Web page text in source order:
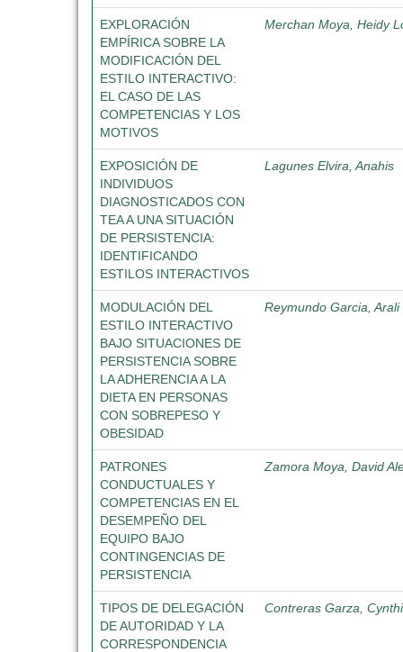
EXPLORACIÓN
EMPÍRICA SOBRE LA
MODIFICACIÓN DEL
ESTILO INTERACTIVO:
EL CASO DE LAS
COMPETENCIAS Y LOS
MOTIVOS
Merchan Moya, Heidy
EXPOSICIÓN DE
INDIVIDUOS
DIAGNOSTICADOS CON
TEA A UNA SITUACIÓN
DE PERSISTENCIA:
IDENTIFICANDO
ESTILOS INTERACTIVOS
Lagunes Elvira, Anahis
MODULACIÓN DEL
ESTILO INTERACTIVO
BAJO SITUACIONES DE
PERSISTENCIA SOBRE
LA ADHERENCIA A LA
DIETA EN PERSONAS
CON SOBREPESO Y
OBESIDAD
Reymundo Garcia, Arali
PATRONES
CONDUCTUALES Y
COMPETENCIAS EN EL
DESEMPEÑO DEL
EQUIPO BAJO
CONTINGENCIAS DE
PERSISTENCIA
Zamora Moya, David
TIPOS DE DELEGACIÓN
DE AUTORIDAD Y LA
CORRESPONDENCIA
Contreras Garza,